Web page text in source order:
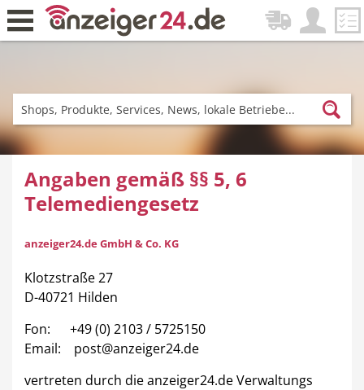
Zurück
Fitness & Sport Lieferservice
Einkaufen
News Restaurant
Angaben gemäß §§ 5, 6
Telemediengesetz
anzeiger24.de GmbH & Co. KG
Klotzstraße 27
D-40721 Hilden
Fon: +49 (0) 2103 / 5725150
Email: post@anzeiger24.de
vertreten durch die anzeiger24.de Verwaltungs